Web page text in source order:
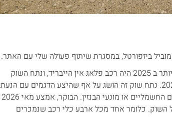
ביזפורטל, במסגרת שיתוף פעולה שלי עם האתר.
הג'ילי סטאריי נכנסת לשוק בתזמון מעניין. הרכב הנמכר ביותר ב 2025 היה רכב פלאג אין הייבריד, ונתח השוק
של רכבי הפלאג אין עמד על 11.6% מכלל השוק בשנת 2025. נתח שוק זה הושג על אף שהיצע הדגמים עם הנעת
פלאג אין הייבריד אינו גדול, בוודאי בהשוואה להיצע הדגמים החשמליים או מונעי הבנזין. הבוקר, אמצע מאי 2026
של רכבי הפלאג אין כבר עבר את ה 23% מכלל השוק. כלומר אחד מכל ארבע כלי רכב שנמכרים